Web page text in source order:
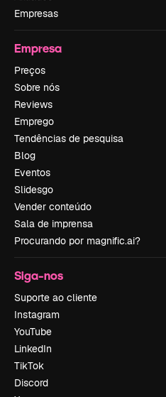
Empresas
Empresa
Preços
Sobre nós
Reviews
Emprego
Tendências de pesquisa
Blog
Eventos
Slidesgo
Vender conteúdo
Sala de imprensa
Procurando por magnific.ai?
Siga-nos
Suporte ao cliente
Instagram
YouTube
LinkedIn
TikTok
Discord